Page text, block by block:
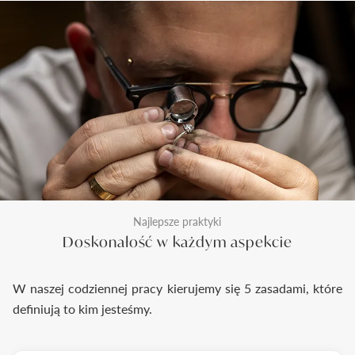
Najlepsze praktyki
Doskonałość w każdym aspekcie
W naszej codziennej pracy kierujemy się 5 zasadami, które
definiują to kim jesteśmy.